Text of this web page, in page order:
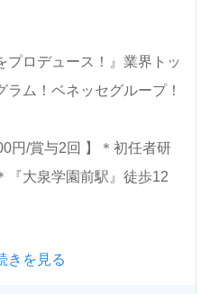
ご希望に応じてお問い合
相談、求人紹介、年収交
利用いただけます。＜非
"転職支援"のプロと一緒に
待ちしております。
プロデュース！』業界トッ
ム！ベネッセグループ！
円/賞与2回 】＊初任者研
『大泉学園前駅』徒歩12
室）『メディカル・リハ
きを見る